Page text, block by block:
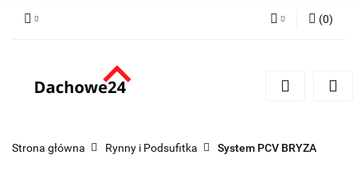
Zarejestruj się
(0)
Strona główna Rynny i Podsufitka System PCV BRYZA